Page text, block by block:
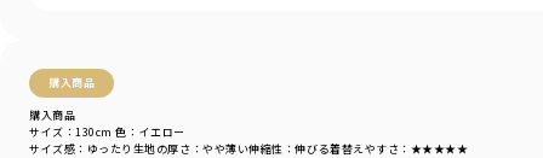
購入商品
購入商品
サイズ感 ：ゆったり 生地の厚さ ：やや薄い伸縮性 ：伸びる着替えやすさ ：★★★★★
サイズ：130cm 色：イエロー